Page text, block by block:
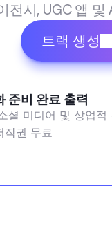
전시, UGC 앱
트랙 생성
준비 완료 출력
셜 미디어 및 상업적
작권 무료